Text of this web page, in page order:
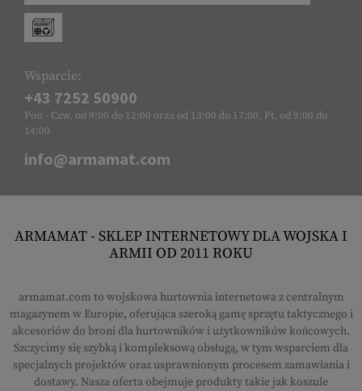
Wsparcie:
+43 7252 50900
Pon - Czw. od 9:00 do 12:00 oraz od 13:00 do 17:00, Pt. od 9:00 do
14:00
info@armamat.com
ARMAMAT - SKLEP INTERNETOWY DLA WOJSKA I
ARMII OD 2011 ROKU
armamat.com to wojskowa hurtownia internetowa z centralnym
magazynem w Europie, oferująca szeroką gamę sprzętu taktycznego i
akcesoriów do broni dla hurtowników i użytkowników końcowych.
Szczycimy się szybką i kompleksową obsługą, w tym wsparciem dla
specjalnych projektów oraz usprawnionym procesem zamawiania i
dostawy. Nasza oferta obejmuje produkty takie jak koszule